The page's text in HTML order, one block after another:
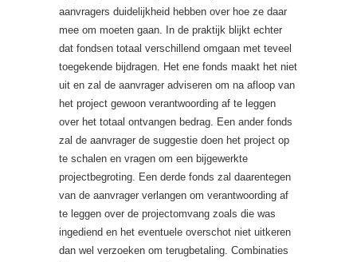
aanvragers duidelijkheid hebben over hoe ze daar
mee om moeten gaan. In de praktijk blijkt echter
dat fondsen totaal verschillend omgaan met teveel
toegekende bijdragen. Het ene fonds maakt het niet
uit en zal de aanvrager adviseren om na afloop van
het project gewoon verantwoording af te leggen
over het totaal ontvangen bedrag. Een ander fonds
zal de aanvrager de suggestie doen het project op
te schalen en vragen om een bijgewerkte
projectbegroting. Een derde fonds zal daarentegen
van de aanvrager verlangen om verantwoording af
te leggen over de projectomvang zoals die was
ingediend en het eventuele overschot niet uitkeren
dan wel verzoeken om terugbetaling. Combinaties